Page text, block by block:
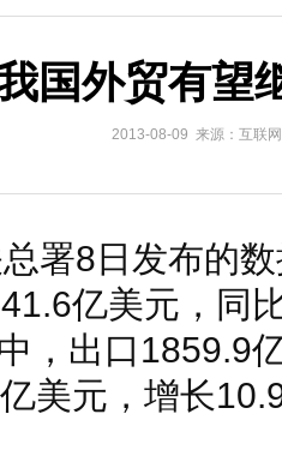
能而创新——第五届国际储能峰会
气污染防治，打造清洁型绿色工业
国外贸有望
2013-08-09 来源：互联
署8日发布的
亿美元，同
，出口1859.9
美元，增长